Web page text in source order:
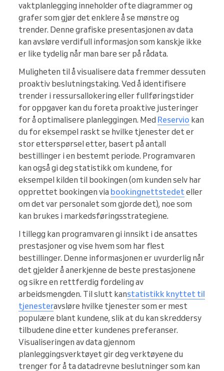
vaktplanlegging inneholder ofte diagrammer og
grafer som gjør det enklere å se mønstre og
trender. Denne grafiske presentasjonen av data
kan avsløre verdifull informasjon som kanskje ikke
er like tydelig når man bare ser på rådata.
Muligheten til å visualisere data fremmer dessuten
proaktiv beslutningstaking. Ved å identifisere
trender i ressursallokering eller fullføringstider
for oppgaver kan du foreta proaktive justeringer
for å optimalisere planleggingen. Med Reservio kan
du for eksempel raskt se hvilke tjenester det er
stor etterspørsel etter, basert på antall
bestillinger i en bestemt periode. Programvaren
kan også gi deg statistikk om kundene, for
eksempel kilden til bookingen (om kunden selv har
opprettet bookingen via bookingnettstedeteller
om det var personalet som gjorde det), noe som
kan brukes i markedsføringsstrategiene.
I tillegg kan programvaren gi innsikt i de ansattes
prestasjoner og vise hvem som har flest
bestillinger. Denne informasjonen er uvurderlig når
det gjelder å anerkjenne de beste prestasjonene
og sikre en rettferdig fordeling av
arbeidsmengden. Til slutt kanstatistikk knyttet til
tjenesteravsløre hvilke tjenester som er mest
populære blant kundene, slik at du kan skreddersy
tilbudene dine etter kundenes preferanser.
Visualiseringen av data gjennom
planleggingsverktøyet gir deg verktøyene du
trenger for å ta datadrevne beslutninger som kan